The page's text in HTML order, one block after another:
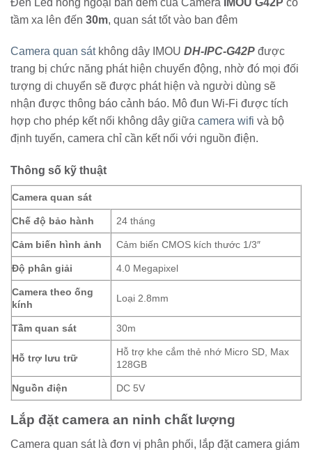
tầm xa lên đến 30m, quan sát tốt vào ban đêm
Camera quan sátkhông dây IMOU DH-IPC-G42P được
trang bị chức năng phát hiện chuyển động, nhờ đó mọi đối
tượng di chuyển sẽ được phát hiện và người dùng sẽ
nhận được thông báo cảnh báo. Mô đun Wi-Fi được tích
hợp cho phép kết nối không dây giữa camera wifi và bộ
định tuyến, camera chỉ cần kết nối với nguồn điện.
Thông số kỹ thuật
Camera quan sát
Chế độ bảo hành 24 tháng
Cảm biến hình ảnh Cảm biến CMOS kích thước 1/3″
Độ phân giải 4.0 Megapixel
Camera theo ống
kính
Loại 2.8mm
Tầm quan sát 30m
Hỗ trợ lưu trữ
Hỗ trợ khe cắm thẻ nhớ Micro SD, Max
128GB
Nguồn điện DC 5V
Lắp đặt camera an ninh chất lượng
Camera quan sát là đơn vị phân phối, lắp đặt camera giám